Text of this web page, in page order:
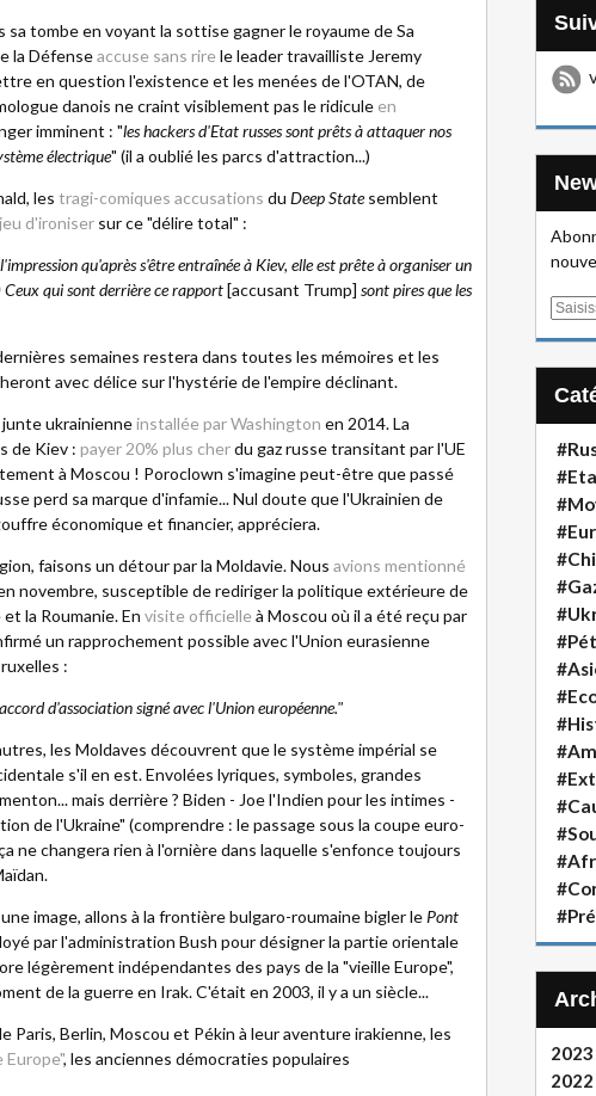
tombe en voyant la sottise gagner le royaume de Sa
la Défenseaccuse sans rire le leader travailliste Jeremy
en question l'existence et les menées de l'OTAN, de
danois ne craint visiblement pas le ridicule en
imminent : "les hackers d'Etat russes sont prêts à attaquer nos
électrique" (il a oublié les parcs d'attraction...)
les tragi-comiques accusations du Deep Statesemblent
d'ironiser sur ce "délire total" :
qu'après s'être entraînée à Kiev, elle est prête à organiser un
qui sont derrière ce rapport[accusant Trump] sont pires que les
semaines restera dans toutes les mémoires et les
avec délice sur l'hystérie de l'empire déclinant.
ukrainienneinstallée par Washington en 2014. La
de Kiev : payer 20% plus cherdu gaz russe transitant par l'UE
à Moscou ! Poroclown s'imagine peut-être que passé
perd sa marque d'infamie... Nul doute que l'Ukrainien de
économique et financier, appréciera.
faisons un détour par la Moldavie. Nous avions mentionné
novembre, susceptible de rediriger la politique extérieure de
la Roumanie. En visite officielle à Moscou où il a été reçu par
un rapprochement possible avec l'Union eurasienne
:
d'association signé avec l'Union européenne."
les Moldaves découvrent que le système impérial se
s'il en est. Envolées lyriques, symboles, grandes
mais derrière ? Biden - Joe l'Indien pour les intimes -
de l'Ukraine" (comprendre : le passage sous la coupe euro-
ne changera rien à l'ornière dans laquelle s'enfonce toujours
image, allons à la frontière bulgaro-roumaine bigler le Pont
par l'administration Bush pour désigner la partie orientale
légèrement indépendantes des pays de la "vieille Europe",
de la guerre en Irak. C'était en 2003, il y a un siècle...
Paris, Berlin, Moscou et Pékin à leur aventure irakienne, les
Europe", les anciennes démocraties populaires
E
2023
2022